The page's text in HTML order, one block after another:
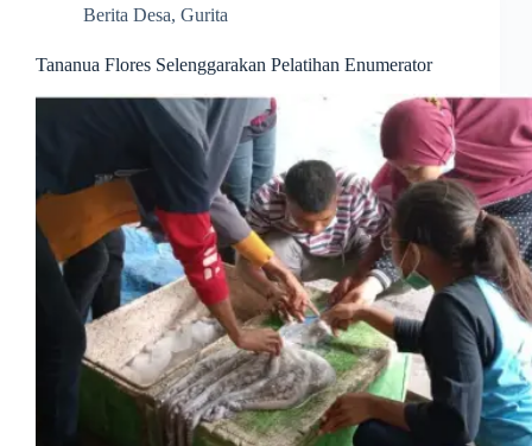
Berita Desa, Gurita
Tananua Flores Selenggarakan Pelatihan Enumerator